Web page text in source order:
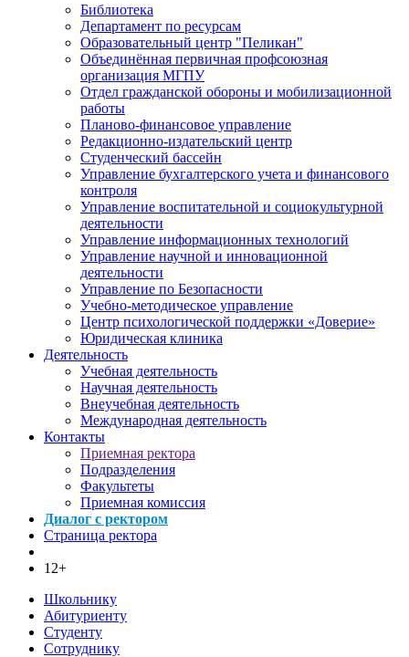
Библиотека
Департамент по ресурсам
Образовательный центр "Пеликан"
Объединённая первичная профсоюзная
организация МГПУ
Отдел гражданской обороны и мобилизационной
работы
Планово-финансовое управление
Редакционно-издательский центр
Студенческий бассейн
Управление бухгалтерского учета и финансового
контроля
Управление воспитательной и социокультурной
деятельности
Управление информационных технологий
Управление научной и инновационной
деятельности
Управление по Безопасности
Учебно-методическое управление
Центр психологической поддержки «Доверие»
Юридическая клиника
Деятельность
Учебная деятельность
Научная деятельность
Внеучебная деятельность
Международная деятельность
Контакты
Приемная ректора
Подразделения
Факультеты
Приемная комиссия
Диалог с ректором
Страница ректора
12+
Школьнику
Абитуриенту
Студенту
Сотруднику